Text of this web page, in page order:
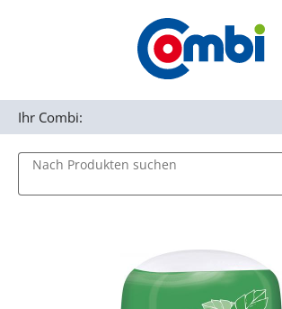
Zur Navigation springen
Nach Produkten suchen
Ihr Combi: